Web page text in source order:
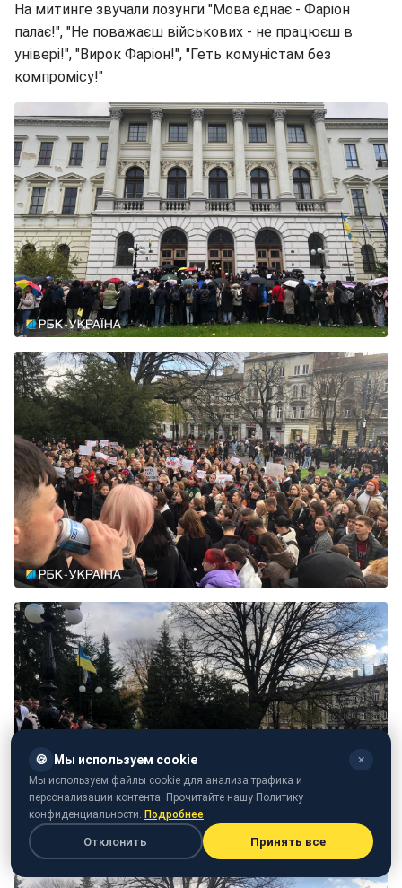
На митинге звучали лозунги "Мова єднає - Фаріон
палає!", "Не поважаєш військових - не працюєш в
універі!", "Вирок Фаріон!", "Геть комуністам без
компромісу!"
🍪 Мы используем cookie ✕
Мы используем файлы cookie для анализа трафика и
персонализации контента. Прочитайте нашу Политику
конфиденциальности. Подробнее
Отклонить Принять все